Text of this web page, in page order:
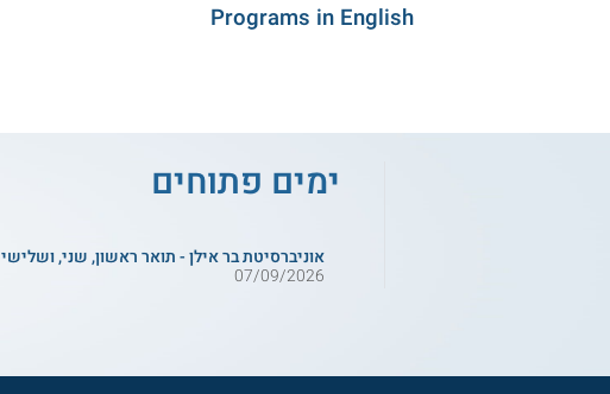
Programs in English
ימים פתוחים
אוניברסיטת בר אילן - תואר ראשון, שני, ושלישי
07/09/2026